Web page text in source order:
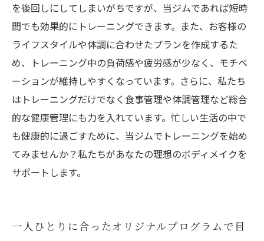
を後回しにしてしまいがちですが、当ジムであれば短時
間でも効果的にトレーニングできます。また、お客様の
ライフスタイルや体調に合わせたプランを作成するた
め、トレーニング中の負荷感や疲労感が少なく、モチベ
ーションが維持しやすくなっています。さらに、私たち
はトレーニングだけでなく食事管理や体調管理など総合
的な健康管理にも力を入れています。忙しい生活の中で
も健康的に過ごすために、当ジムでトレーニングを始め
てみませんか？私たちがあなたの理想のボディメイクを
サポートします。
一人ひとりに合ったオリジナルプログラムで目